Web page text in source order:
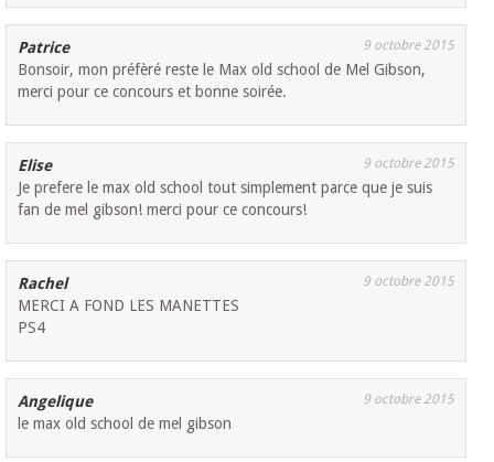
Patrice 9 octobre 2015
Bonsoir, mon préfèré reste le Max old school de Mel Gibson,
merci pour ce concours et bonne soirée.
Elise 9 octobre 2015
Je prefere le max old school tout simplement parce que je suis
fan de mel gibson! merci pour ce concours!
Rachel 9 octobre 2015
MERCI A FOND LES MANETTES
PS4
Angelique 9 octobre 2015
le max old school de mel gibson